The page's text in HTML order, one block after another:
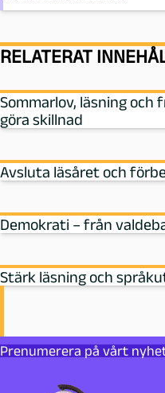
RELATERAT
Sommarlov, läsning
göra skillnad
Avsluta läsåret och
Demokrati – från
Stärk läsning och
Prenumerera på vårt